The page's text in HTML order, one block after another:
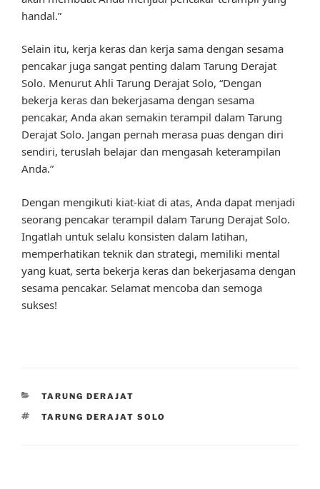
handal.”
Selain itu, kerja keras dan kerja sama dengan sesama
pencakar juga sangat penting dalam Tarung Derajat
Solo. Menurut Ahli Tarung Derajat Solo, “Dengan
bekerja keras dan bekerjasama dengan sesama
pencakar, Anda akan semakin terampil dalam Tarung
Derajat Solo. Jangan pernah merasa puas dengan diri
sendiri, teruslah belajar dan mengasah keterampilan
Anda.”
Dengan mengikuti kiat-kiat di atas, Anda dapat menjadi
seorang pencakar terampil dalam Tarung Derajat Solo.
Ingatlah untuk selalu konsisten dalam latihan,
memperhatikan teknik dan strategi, memiliki mental
yang kuat, serta bekerja keras dan bekerjasama dengan
sesama pencakar. Selamat mencoba dan semoga
sukses!
CATEGORIES
TARUNG DERAJAT
TAGS
TARUNG DERAJAT SOLO